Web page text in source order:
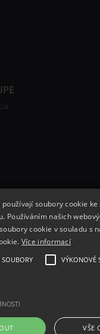
soubory cookie ke
Používáním našich
cookie v souladu s
Více informací
SOUBORY VÝKONOVÉ
VŠE